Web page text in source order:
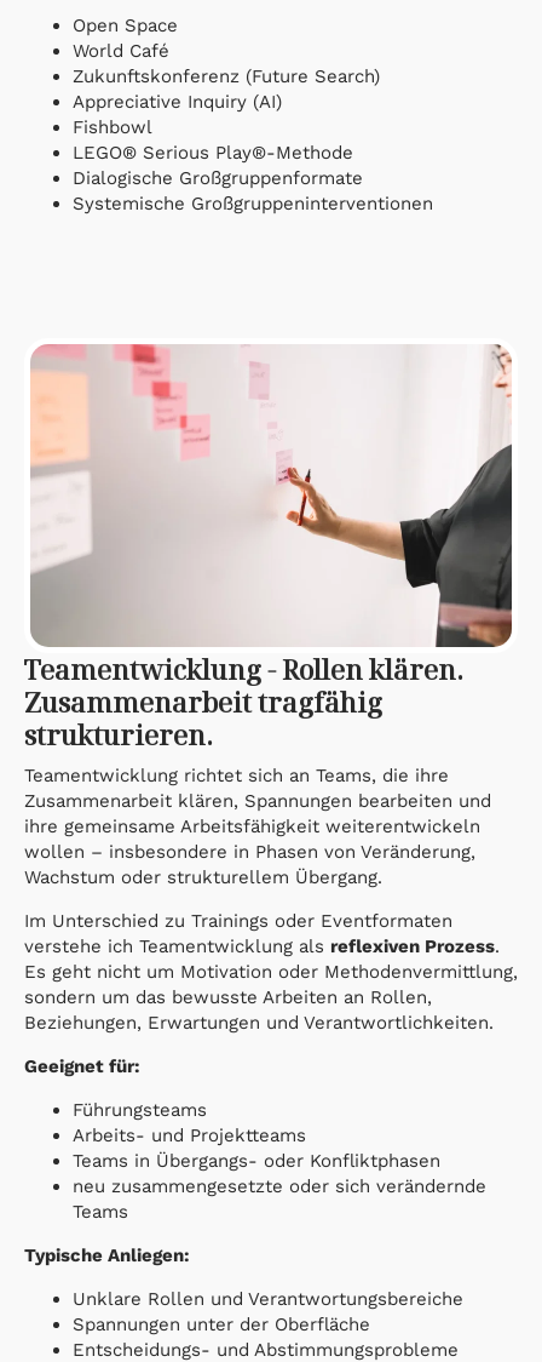
Open Space
World Café
Zukunftskonferenz (Future Search)
Appreciative Inquiry (AI)
Fishbowl
LEGO® Serious Play®-Methode
Dialogische Großgruppenformate
Systemische Großgruppeninterventionen
Teamentwicklung - Rollen klären.
Zusammenarbeit tragfähig
strukturieren.
Teamentwicklung richtet sich an Teams, die ihre
Zusammenarbeit klären, Spannungen bearbeiten und
ihre gemeinsame Arbeitsfähigkeit weiterentwickeln
wollen – insbesondere in Phasen von Veränderung,
Wachstum oder strukturellem Übergang.
Im Unterschied zu Trainings oder Eventformaten
verstehe ich Teamentwicklung als reflexiven Prozess.
Es geht nicht um Motivation oder Methodenvermittlung,
sondern um das bewusste Arbeiten an Rollen,
Beziehungen, Erwartungen und Verantwortlichkeiten.
Geeignet für:
Führungsteams
Arbeits- und Projektteams
Teams in Übergangs- oder Konfliktphasen
neu zusammengesetzte oder sich verändernde
Teams
Typische Anliegen:
Unklare Rollen und Verantwortungsbereiche
Spannungen unter der Oberfläche
Entscheidungs- und Abstimmungsprobleme